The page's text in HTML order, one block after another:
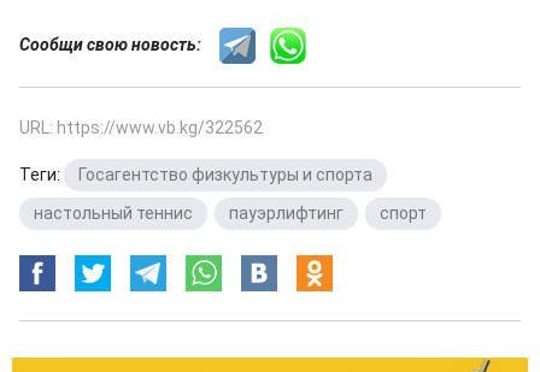
Сообщи свою новость:
URL: https://www.vb.kg/322562
Теги: Госагентство физкультуры и спорта
настольный теннис
пауэрлифтинг спорт